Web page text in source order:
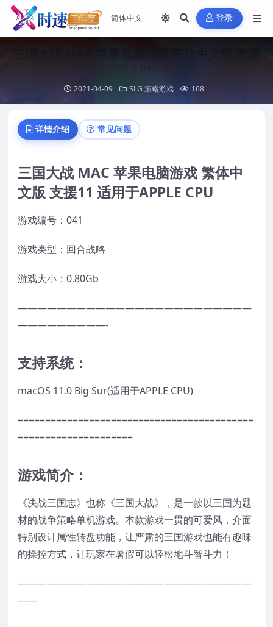
登录
三国大战 MAC 苹果电脑游戏 繁体中文版 支援
11 适用于APPLE CPU
2021-04-09 SLG 策略游戏 168
详情介绍 常见问题
三国大战 MAC 苹果电脑游戏 繁体中
文版 支援11 适用于APPLE CPU
游戏编号：041
游戏类型：回合战略
游戏大小：0.80Gb
————————————————————————
—————————-
支持系统：
macOS 11.0 Big Sur(适用于APPLE CPU)
===========================================
=====================
游戏简介：
《决战三国志》也称《三国大战》，是一款以三国为题
材的战争策略单机游戏。本款游戏一贯的可爱风，介面
特别设计属性转盘功能，让严肃的三国游戏也能有趣味
的操控方式，让玩家在暑假可以轻松地斗智斗力！
————————————————————————
——